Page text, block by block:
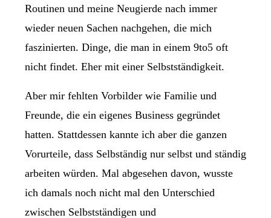
Routinen und meine Neugierde nach immer
wieder neuen Sachen nachgehen, die mich
faszinierten. Dinge, die man in einem 9to5 oft
nicht findet. Eher mit einer Selbstständigkeit.
Aber mir fehlten Vorbilder wie Familie und
Freunde, die ein eigenes Business gegründet
hatten. Stattdessen kannte ich aber die ganzen
Vorurteile, dass Selbständig nur selbst und ständig
arbeiten würden. Mal abgesehen davon, wusste
ich damals noch nicht mal den Unterschied
zwischen Selbstständigen und